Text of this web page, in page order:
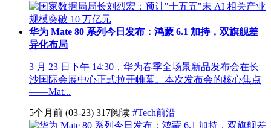
华为 Mate 80 系列今日发布：鸿蒙 6.1 加持，双旗舰差
异化布局
3 月 23 日下午 14:30，华为春季全场景新品发布会在长
沙国际会展中心正式拉开帷幕。本次发布会的核心焦点
——Mat...
5个月前 (03-23) 317阅读 #Tech前沿